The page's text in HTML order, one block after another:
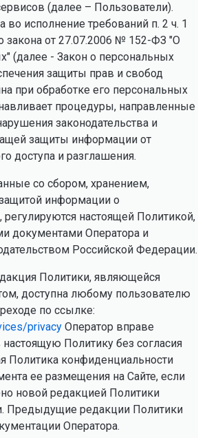
(далее – Пользователи).
во исполнение требований п. 2 ч. 1
закона от 27.07.2006 № 152-ФЗ "О
(далее - Закон о персональных
защиты прав и свобод
при обработке его персональных
процедуры, направленные
законодательства и
защиты информации от
доступа и разглашения.
со сбором, хранением,
информации о
регулируются настоящей Политикой,
документами Оператора и
Российской Федерации.
Политики, являющейся
доступна любому пользователю
по ссылке:
privacy Оператор вправе
Политику без согласия
Политика конфиденциальности
ее размещения на Сайте, если
новой редакцией Политики
Предыдущие редакции Политики
Оператора.